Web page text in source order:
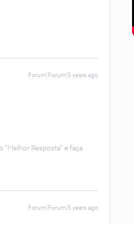
Forum|Forum|5 years ago
"Melhor Resposta" e faça
Forum|Forum|5 years ago